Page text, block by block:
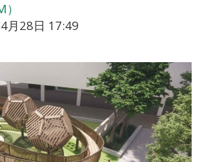
月28日 17:49